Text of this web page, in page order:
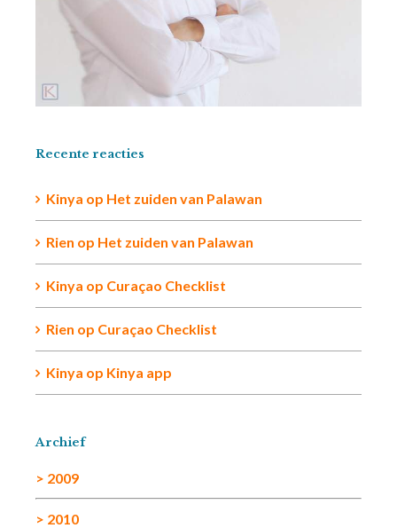
Recente reacties
Kinya op Het zuiden van Palawan
Rien op Het zuiden van Palawan
Kinya op Curaçao Checklist
Rien op Curaçao Checklist
Kinya op Kinya app
Archief
> 2009
> 2010